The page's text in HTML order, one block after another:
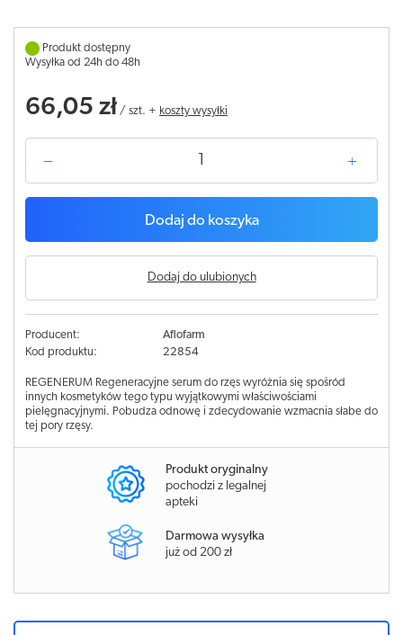
Produkt dostępny
Wysyłka od 24h do 48h
66,05 zł / szt. + koszty wysyłki
Dodaj do koszyka
Dodaj do ulubionych
Producent:
Aflofarm
Kod produktu:
22854
REGENERUM Regeneracyjne serum do rzęs wyróżnia się spośród
innych kosmetyków tego typu wyjątkowymi właściwościami
pielęgnacyjnymi. Pobudza odnowę i zdecydowanie wzmacnia słabe do
tej pory rzęsy.
Produkt oryginalny
pochodzi z legalnej
apteki
Darmowa wysyłka
już od 200 zł